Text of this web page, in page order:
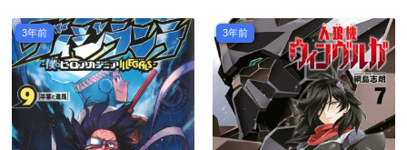
3年前 3年前